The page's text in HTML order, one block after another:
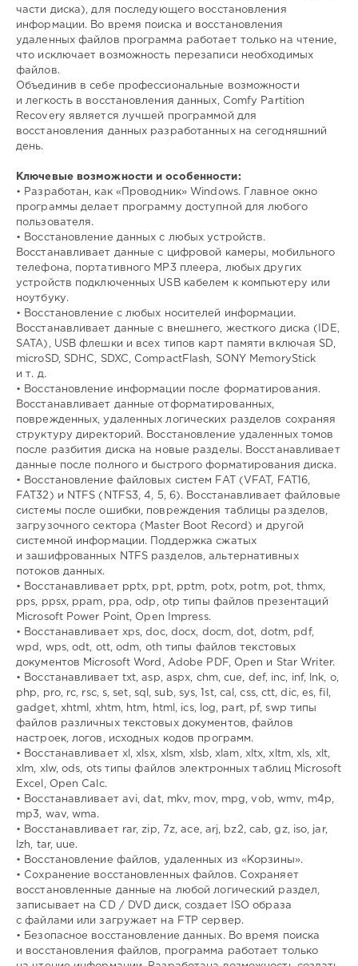
части диска), для последующего восстановления
информации. Во время поиска и восстановления
удаленных файлов программа работает только на чтение,
что исключает возможность перезаписи необходимых
файлов.
Объединив в себе профессиональные возможности
и легкость в восстановления данных, Comfy Partition
Recovery является лучшей программой для
восстановления данных разработанных на сегодняшний
день.
Ключевые возможности и особенности:
• Разработан, как «Проводник» Windows. Главное окно
программы делает программу доступной для любого
пользователя.
• Восстановление данных с любых устройств.
Восстанавливает данные с цифровой камеры, мобильного
телефона, портативного MP3 плеера, любых других
устройств подключенных USB кабелем к компьютеру или
ноутбуку.
• Восстановление с любых носителей информации.
Восстанавливает данные с внешнего, жесткого диска (IDE,
SATA), USB флешки и всех типов карт памяти включая SD,
microSD, SDHC, SDXC, CompactFlash, SONY MemoryStick
и т. д.
• Восстановление информации после форматирования.
Восстанавливает данные отформатированных,
поврежденных, удаленных логических разделов сохраняя
структуру директорий. Восстановление удаленных томов
после разбития диска на новые разделы. Восстанавливает
данные после полного и быстрого форматирования диска.
• Восстановление файловых систем FAT (VFAT, FAT16,
FAT32) и NTFS (NTFS3, 4, 5, 6). Восстанавливает файловые
системы после ошибки, повреждения таблицы разделов,
загрузочного сектора (Master Boot Record) и другой
системной информации. Поддержка сжатых
и зашифрованных NTFS разделов, альтернативных
потоков данных.
• Восстанавливает pptx, ppt, pptm, potx, potm, pot, thmx,
pps, ppsx, ppam, ppa, odp, otp типы файлов презентаций
Microsoft Power Point, Open Impress.
• Восстанавливает xps, doc, docx, docm, dot, dotm, pdf,
wpd, wps, odt, ott, odm, oth типы файлов текстовых
документов Microsoft Word, Adobe PDF, Open и Star Writer.
• Восстанавливает txt, asp, aspx, chm, cue, def, inc, inf, lnk, o,
php, pro, rc, rsc, s, set, sql, sub, sys, 1st, cal, css, ctt, dic, es, fil,
gadget, xhtml, xhtm, htm, html, ics, log, part, pf, swp типы
файлов различных текстовых документов, файлов
настроек, логов, исходных кодов программ.
• Восстанавливает xl, xlsx, xlsm, xlsb, xlam, xltx, xltm, xls, xlt,
xlm, xlw, ods, ots типы файлов электронных таблиц Microsoft
Excel, Open Calc.
• Восстанавливает avi, dat, mkv, mov, mpg, vob, wmv, m4p,
mp3, wav, wma.
• Восстанавливает rar, zip, 7z, ace, arj, bz2, cab, gz, iso, jar,
lzh, tar, uue.
• Восстановление файлов, удаленных из «Корзины».
• Сохранение восстановленных файлов. Сохраняет
восстановленные данные на любой логический раздел,
записывает на CD / DVD диск, создает ISO образа
с файлами или загружает на FTP сервер.
• Безопасное восстановление данных. Во время поиска
и восстановления файлов, программа работает только